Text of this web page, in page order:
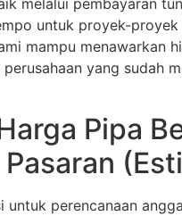
untuk proyek-proyek
mampu menawarkan
yang sudah
Pipa
untuk perencanaan